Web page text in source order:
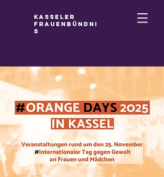
Kasseler
Frauenbündni
s